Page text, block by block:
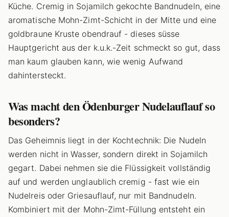
Küche. Cremig in Sojamilch gekochte Bandnudeln, eine
aromatische Mohn-Zimt-Schicht in der Mitte und eine
goldbraune Kruste obendrauf - dieses süsse
Hauptgericht aus der k.u.k.-Zeit schmeckt so gut, dass
man kaum glauben kann, wie wenig Aufwand
dahintersteckt.
Was macht den Ödenburger Nudelauflauf so
besonders?
Das Geheimnis liegt in der Kochtechnik: Die Nudeln
werden nicht in Wasser, sondern direkt in Sojamilch
gegart. Dabei nehmen sie die Flüssigkeit vollständig
auf und werden unglaublich cremig - fast wie ein
Nudelreis oder Griesauflauf, nur mit Bandnudeln.
Kombiniert mit der Mohn-Zimt-Füllung entsteht ein